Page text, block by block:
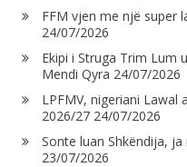
FFM vjen me një super
24/07/2026
Ekipi i Struga Trim Lum
Mendi Qyra 24/07/2026
LPFMV, nigeriani
2026/27 24/07/2026
Sonte luan Shkëndija,
23/07/2026